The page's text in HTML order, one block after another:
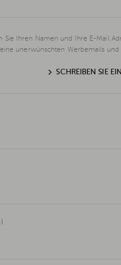
Sie Ihren Namen und Ihre E-Mail
unerwünschten Werbemails
SCHREIBEN SIE